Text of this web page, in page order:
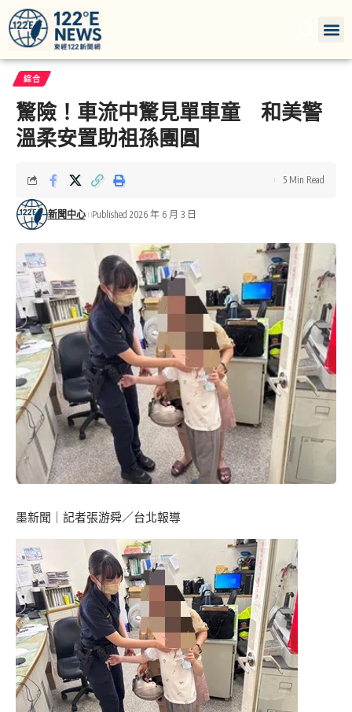
綜合
驚險！車流中驚見單車童 和美警
溫柔安置助祖孫團圓
新聞中心 Published 2026 年 6 月 3 日
5 Min Read
墨新聞 ｜記者張游舜／台北報導